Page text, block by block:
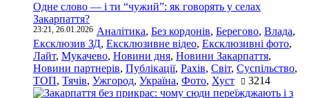
Одне слово — і ти “чужий”: як говорять у селах
Закарпаття?
23:21, 26.01.2026 Аналітика, Без кордонів, Берегово, Влада,
Ексклюзив ЗД, Ексклюзивне відео, Ексклюзивні фото,
Лайт, Мукачево, Новини дня, Новини Закарпаття,
Новини партнерів, Публікації, Рахів, Світ, Суспільство,
ТОП, Тячів, Ужгород, Україна, Фото, Хуст 3214